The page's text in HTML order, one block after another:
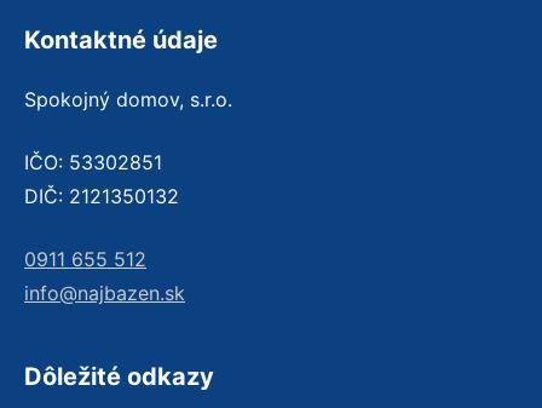
Kontaktné údaje
Spokojný domov, s.r.o.
IČO: 53302851
DIČ: 2121350132
0911 655 512
info@najbazen.sk
Dôležité odkazy